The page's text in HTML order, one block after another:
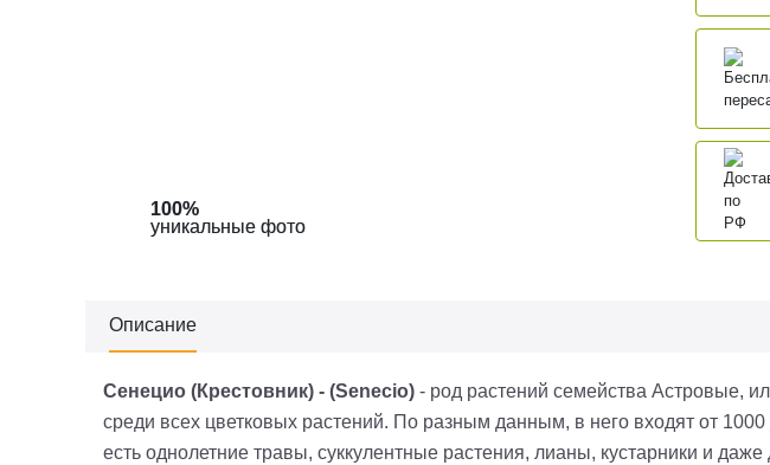
100%
уникальные фото
100%
уникальные фото
Описание
Сенецио (Крестовник) - (Senecio) - род растений семейства Астровые,
среди всех цветковых растений. По разным данным, в него входят от
есть однолетние травы, суккулентные растения, лианы, кустарники и